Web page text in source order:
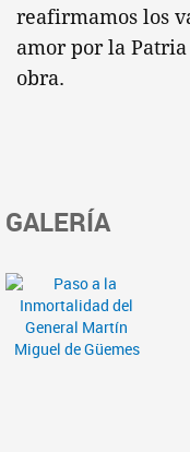
reafirmamos los
amor por la
obra.
GALERÍA